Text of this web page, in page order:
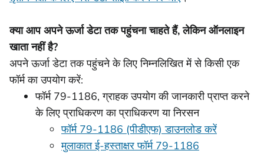
क्या आप अपने ऊर्जा डेटा तक पहुंचना चाहते हैं, लेकिन ऑनलाइन
खाता नहीं है?
अपने ऊर्जा डेटा तक पहुंचने के लिए निम्नलिखित में से किसी एक
फॉर्म का उपयोग करें:
फॉर्म 79-1186, ग्राहक उपयोग की जानकारी प्राप्त करने
के लिए प्राधिकरण का प्राधिकरण या निरसन
फॉर्म 79-1186 (पीडीएफ) डाउनलोड करें
मुलाकात ई-हस्ताक्षर फॉर्म 79-1186